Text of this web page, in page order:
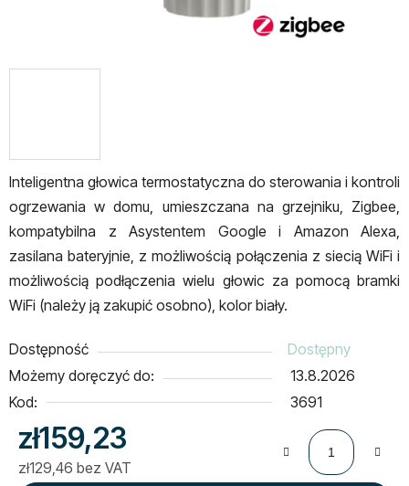
Inteligentna głowica termostatyczna do sterowania i kontroli
ogrzewania w domu, umieszczana na grzejniku, Zigbee,
kompatybilna z Asystentem Google i Amazon Alexa,
zasilana bateryjnie, z możliwością połączenia z siecią WiFi i
możliwością podłączenia wielu głowic za pomocą bramki
WiFi (należy ją zakupić osobno), kolor biały.
Dostępność
Dostępny
Możemy doręczyć do:
13.8.2026
Kod:
3691
zł159,23
zł129,46 bez VAT